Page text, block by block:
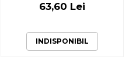
63,60 Lei
INDISPONIBIL